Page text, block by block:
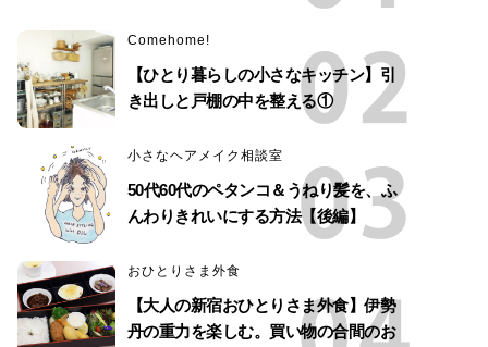
Comehome!
【ひとり暮らしの小さなキッチン】引
き出しと戸棚の中を整える①
小さなヘアメイク相談室
50代60代のペタンコ＆うねり髪を、ふ
んわりきれいにする方法【後編】
おひとりさま外食
【大人の新宿おひとりさま外食】伊勢
丹の重力を楽しむ。買い物の合間のお